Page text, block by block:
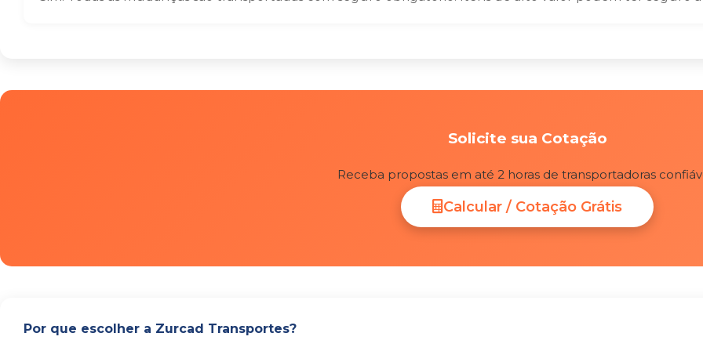
Solicite sua Cotação
Receba propostas em até 2 horas de transportadoras
Calcular / Cotação Grátis
Por que escolher a Zurcad Transportes?